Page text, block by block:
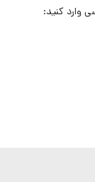
وارد کنید: